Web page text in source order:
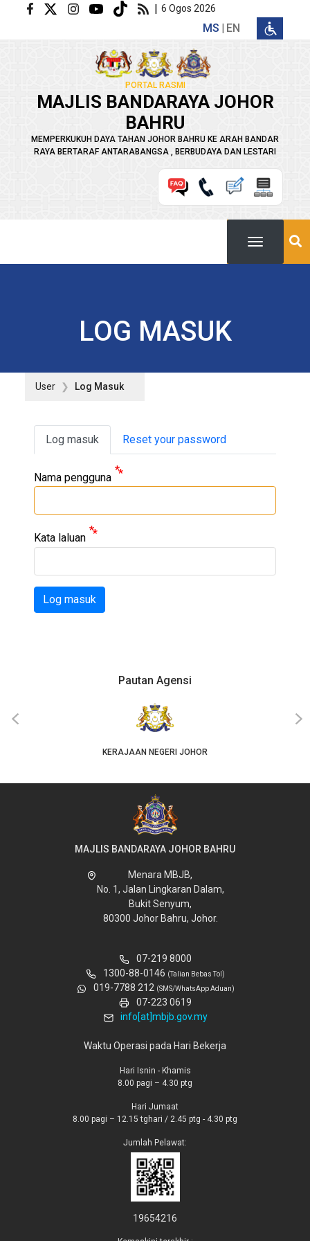
Langkau ke kandungan utama | 6 Ogos 2026
MS EN
PORTAL RASMI
MAJLIS BANDARAYA JOHOR
BAHRU
MEMPERKUKUH DAYA TAHAN JOHOR BAHRU KE ARAH BANDAR
RAYA BERTARAF ANTARABANGSA , BERBUDAYA DAN LESTARI
LOG MASUK
User Log Masuk
Primary tabs
Log masuk Reset your password
Nama pengguna
Kata laluan
Log masuk
Pautan Agensi
KERAJAAN NEGERI JOHOR
‹ ›
MAJLIS BANDARAYA JOHOR BAHRU
Menara MBJB,
No. 1, Jalan Lingkaran Dalam,
Bukit Senyum,
80300 Johor Bahru, Johor.
07-219 8000
1300-88-0146 (Talian Bebas Tol)
019-7788 212 (SMS/WhatsApp Aduan)
07-223 0619
info[at]mbjb.gov.my
Waktu Operasi pada Hari Bekerja
Hari Isnin - Khamis
8.00 pagi – 4.30 ptg
Hari Jumaat
8.00 pagi – 12.15 tghari / 2.45 ptg - 4.30 ptg
Jumlah Pelawat:
19654216